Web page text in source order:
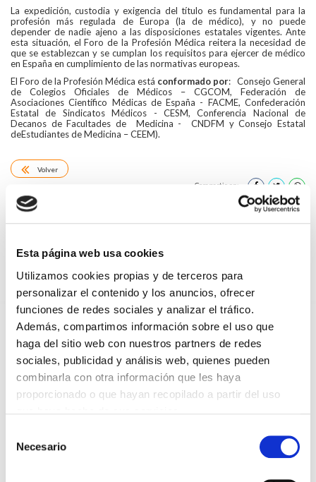
Esta página web usa cookies
Utilizamos cookies propias y de terceros para
personalizar el contenido y los anuncios, ofrecer
funciones de redes sociales y analizar el tráfico.
Además, compartimos información sobre el uso que
haga del sitio web con nuestros partners de redes
sociales, publicidad y análisis web, quienes pueden
combinarla con otra información que les haya
proporcionado o que hayan recopilado a partir del uso
Necesario
La expedición, custodia y exigencia del título es fundamental para la
profesión más regulada de Europa (la de médico), y no puede
depender de nadie ajeno a las disposiciones estatales vigentes. Ante
esta situación, el Foro de la Profesión Médica reitera la necesidad de
que se establezcan y se cumplan los requisitos para ejercer de médico
en España en cumplimiento de las normativas europeas.
El Foro de la Profesión Médica está conformado por: Consejo General
de Colegios Oficiales de Médicos – CGCOM, Federación de
Asociaciones Científico Médicas de España - FACME, Confederación
Estatal de Sindicatos Médicos - CESM, Conferencia Nacional de
Decanos de Facultades de Medicina - CNDFM y Consejo Estatal
deEstudiantes de Medicina – CEEM).
Volver
Compartir en: